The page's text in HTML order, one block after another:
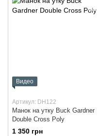
Видео
Артикул: DH122
Манок на утку Buck Gardner
Double Cross Poly
1 350 грн